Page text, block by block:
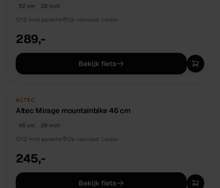
52 cm
28 inch
12 mnd garantie
Op voorraad: Leiden
289,-
Bekijk fiets
NIEUW
ALTEC
Altec Mirage mountainbike 46 cm
46 cm
29 inch
12 mnd garantie
Op voorraad: Leiden
245,-
Bekijk fiets